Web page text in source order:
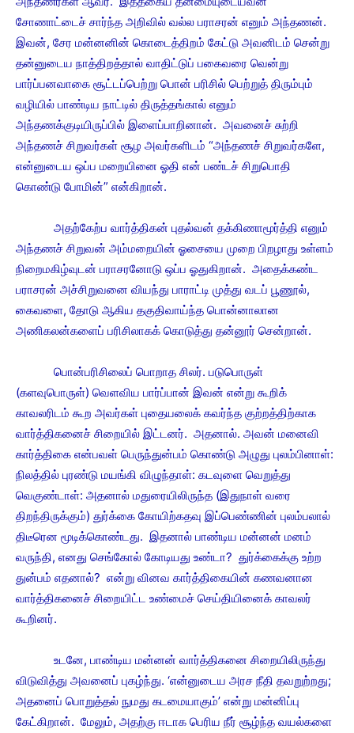
சோணாட்டைச் சார்ந்த அறிவில் வல்ல பராசரன் எனும் அந்தணன்.
இவன், சேர மன்னனின் கொடைத்திறம் கேட்டு அவனிடம் சென்று
தன்னுடைய நாத்திறத்தால் வாதிட்டுப் பகைவரை வென்று
பார்ப்பனவாகை சூட்டப்பெற்று பொன் பரிசில் பெற்றுத் திரும்பும்
வழியில் பாண்டிய நாட்டில் திருத்தங்கால் எனும்
அந்தணக்குடியிருப்பில் இளைப்பாறினான். அவனைச் சுற்றி
அந்தணச் சிறுவர்கள் சூழ அவர்களிடம் “அந்தணச் சிறுவர்களே,
என்னுடைய ஒப்ப மறையினை ஓதி என் பண்டச் சிறுபொதி
கொண்டு போமின்” என்கிறான்.
அதற்கேற்ப வார்த்திகன் புதல்வன் தக்கிணாமூர்த்தி எனும்
அந்தணச் சிறுவன் அம்மறையின் ஓசையை முறை பிறழாது உள்ளம்
நிறைமகிழ்வுடன் பராசரனோடு ஒப்ப ஓதுகிறான். அதைக்கண்ட
பராசரன் அச்சிறுவனை வியந்து பாராட்டி முத்து வடப் பூணூல்,
கைவளை, தோடு ஆகிய தகுதிவாய்ந்த பொன்னாலான
அணிகலன்களைப் பரிசிலாகக் கொடுத்து தன்னூர் சென்றான்.
பொன்பரிசிலைப் பொறாத சிலர். படுபொருள்
(களவுபொருள்) வெளவிய பார்ப்பான் இவன் என்று கூறிக்
காவலரிடம் கூற அவர்கள் புதையலைக் கவர்ந்த குற்றத்திற்காக
வார்த்திகனைச் சிறையில் இட்டனர். அதனால். அவன் மனைவி
கார்த்திகை என்பவள் பெருந்துன்பம் கொண்டு அழுது புலம்பினாள்:
நிலத்தில் புரண்டு மயங்கி விழுந்தாள்: கடவுளை வெறுத்து
வெகுண்டாள்: அதனால் மதுரையிலிருந்த (இதுநாள் வரை
திறந்திருக்கும்) துர்க்கை கோயிற்கதவு இப்பெண்ணின் புலம்பலால்
திடீரென மூடிக்கொண்டது. இதனால் பாண்டிய மன்னன் மனம்
வருந்தி, எனது செங்கோல் கோடியது உண்டா? துர்க்கைக்கு உற்ற
துன்பம் எதனால்? என்று வினவ கார்த்திகையின் கணவனான
வார்த்திகனைச் சிறையிட்ட உண்மைச் செய்தியினைக் காவலர்
கூறினர்.
உடனே, பாண்டிய மன்னன் வார்த்திகனை சிறையிலிருந்து
விடுவித்து அவனைப் புகழ்ந்து. ‘என்னுடைய அரச நீதி தவறுற்றது;
அதனைப் பொறுத்தல் நுமது கடமையாகும்’ என்று மன்னிப்பு
கேட்கிறான். மேலும், அதற்கு ஈடாக பெரிய நீர் சூழ்ந்த வயல்களை